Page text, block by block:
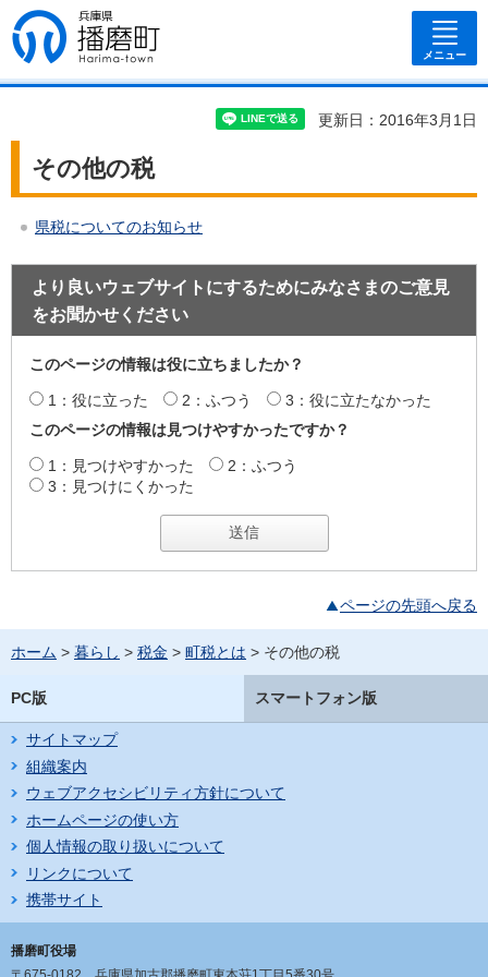
兵庫県 播磨
町
メニュー
更新日：2016年3月1日
その他の税
県税についてのお知らせ
より良いウェブサイトにするためにみなさまのご意見
をお聞かせください
このページの情報は役に立ちましたか？
1：役に立った 2：ふつう
3：役に立たなかった
このページの情報は見つけやすかったですか？
1：見つけやすかった
2：ふつう
3：見つけにくかった
ページの先頭へ戻る
ホーム > 暮らし > 税金 > 町税とは > その他の税
PC版 スマートフォン版
サイトマップ
組織案内
ウェブアクセシビリティ方針について
ホームページの使い方
個人情報の取り扱いについて
リンクについて
携帯サイト
播磨町役場